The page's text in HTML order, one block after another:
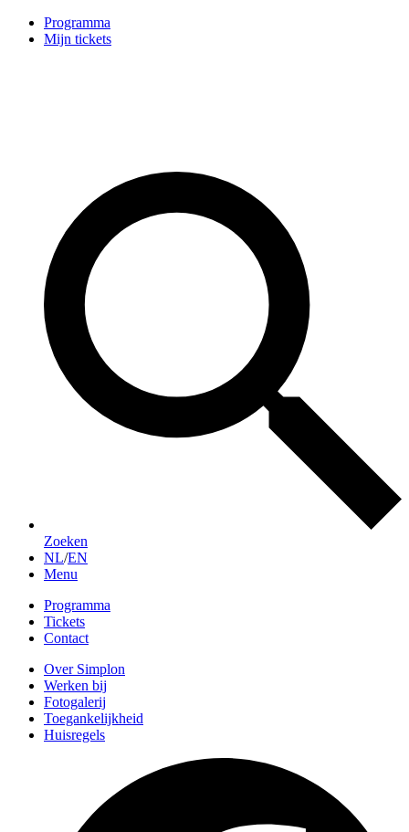
Programma
Mijn tickets
Zoeken
NL/EN
Menu
Programma
Tickets
Contact
Over Simplon
Werken bij
Fotogalerij
Toegankelijkheid
Huisregels